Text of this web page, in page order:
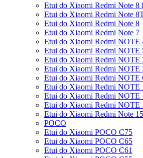
Etui do Xiaomi Redmi Note 8
Etui do Xiaomi Redmi Note
Etui do Xiaomi Redmi Note 8
Etui do Xiaomi Redmi Note 7
Etui do Xiaomi Redmi NOTE
Etui do Xiaomi Redmi NOTE
Etui do Xiaomi Redmi NOTE
Etui do Xiaomi Redmi NOTE
Etui do Xiaomi Redmi NOTE
Etui do Xiaomi Redmi NOTE
Etui do Xiaomi Redmi NOTE
Etui do Xiaomi Redmi NOTE
Etui do Xiaomi Redmi Note
POCO
Etui do Xiaomi POCO C75
Etui do Xiaomi POCO C65
Etui do Xiaomi POCO C61